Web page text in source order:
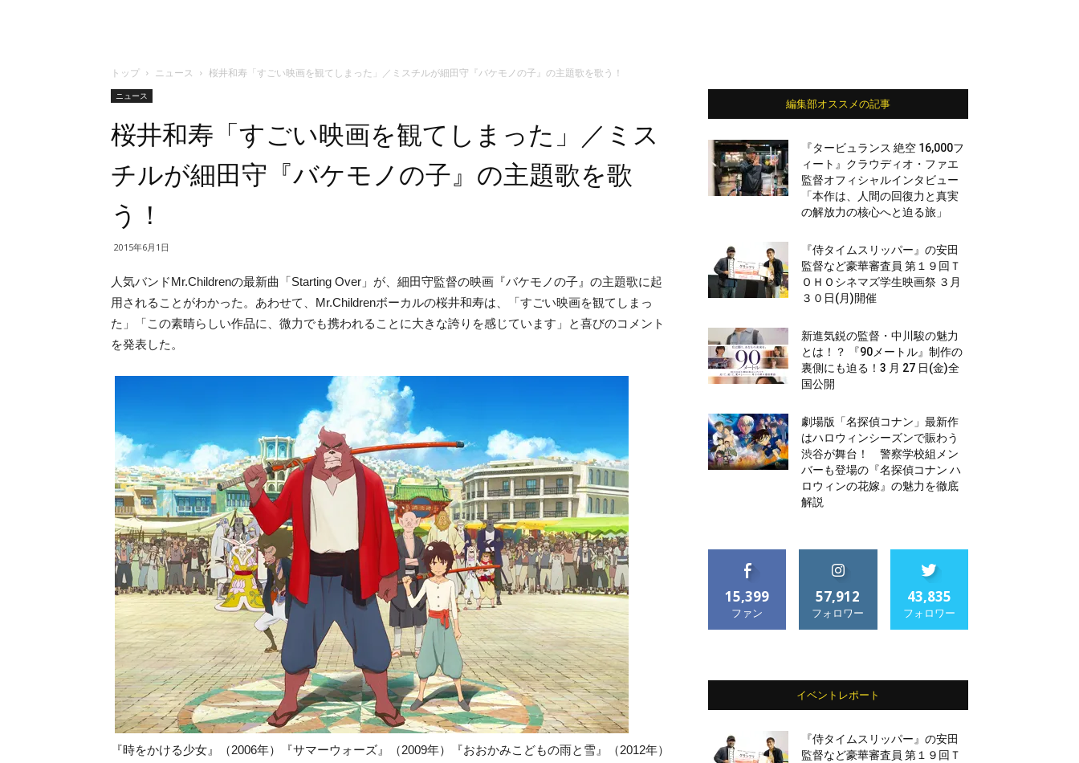
トップ ニュース 桜井和寿「すごい映画を観てしまった」／ミスチルが細田守『バケモノの子』の主題歌を歌う！
ニュース
桜井和寿「すごい映画を観てしまった」／ミス
チルが細田守『バケモノの子』の主題歌を歌
う！
2015年6月1日
人気バンドMr.Childrenの最新曲「Starting Over」が、細田守監督の映画『バケモノの子』の主題歌に起
用されることがわかった。あわせて、Mr.Childrenボーカルの桜井和寿は、「すごい映画を観てしまっ
た」「この素晴らしい作品に、微力でも携われることに大きな誇りを感じています」と喜びのコメント
を発表した。
『時をかける少女』（2006年）『サマーウォーズ』（2009年）『おおかみこどもの雨と雪』（2012年）
編集部オススメの記事
『タービュランス 絶空 16,000フ
ィート』クラウディオ・ファエ
監督オフィシャルインタビュー
「本作は、人間の回復力と真実
の解放力の核心へと迫る旅」
『侍タイムスリッパー』の安田
監督など豪華審査員 第１９回Ｔ
ＯＨＯシネマズ学生映画祭 ３月
３０日(月)開催
新進気鋭の監督・中川駿の魅力
とは！？ 『90メートル』制作の
裏側にも迫る！3 月 27 日(金)全
国公開
劇場版「名探偵コナン」最新作
はハロウィンシーズンで賑わう
渋谷が舞台！ 警察学校組メン
バーも登場の『名探偵コナン ハ
ロウィンの花嫁』の魅力を徹底
解説
15,399
ファン
57,912
フォロワー
43,835
フォロワー
イベントレポート
『侍タイムスリッパー』の安田
監督など豪華審査員 第１９回Ｔ